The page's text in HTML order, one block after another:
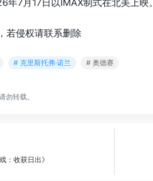
若侵权请联系删除
# 克里斯托弗·诺兰 # 奥德赛
勿转载。
：收获日出》